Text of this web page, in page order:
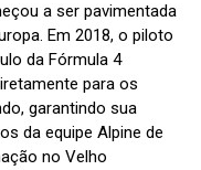
a ser pavimentada
Em 2018, o piloto
da Fórmula 4
para os
garantindo sua
da equipe Alpine de
no Velho